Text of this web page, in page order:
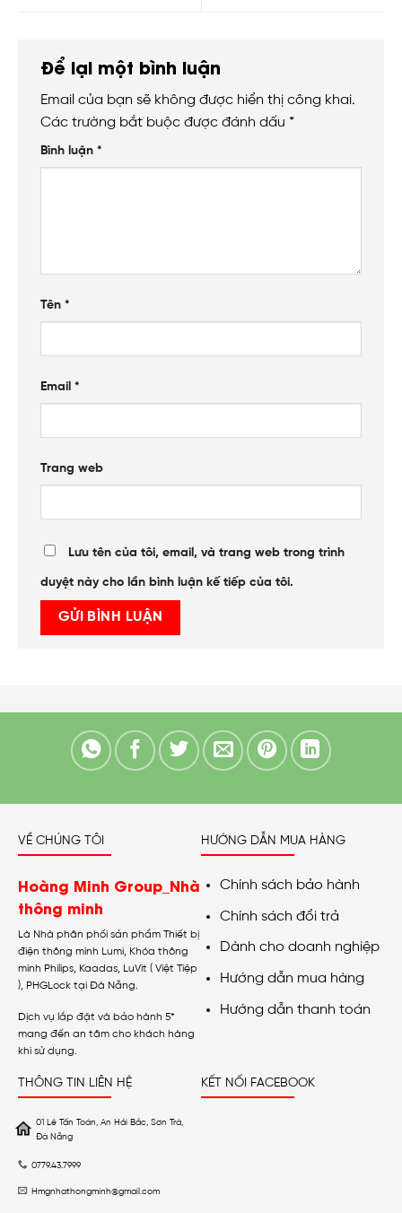
Để lại một bình luận
Email của bạn sẽ không được hiển thị công khai.
Các trường bắt buộc được đánh dấu *
Bình luận *
Tên *
Email *
Trang web
Lưu tên của tôi, email, và trang web trong trình
duyệt này cho lần bình luận kế tiếp của tôi.
VỀ CHÚNG TÔI
Hoàng Minh Group_Nhà
thông minh
Là Nhà phân phối sản phẩm Thiết bị
điện thông minh Lumi, Khóa thông
minh Philips, Kaadas, LuVit ( Việt Tiệp
), PHGLock tại Đà Nẵng.
Dịch vụ lắp đặt và bảo hành 5*
mang đến an tâm cho khách hàng
khi sử dụng.
HƯỚNG DẪN MUA HÀNG
Chính sách bảo hành
Chính sách đổi trả
Dành cho doanh nghiệp
Hướng dẫn mua hàng
Hướng dẫn thanh toán
THÔNG TIN LIÊN HỆ
01 Lê Tấn Toán, An Hải Bắc, Sơn Trà,
Đà Nẵng
0779.43.7999
Hmgnhathongminh@gmail.com
KẾT NỐI FACEBOOK